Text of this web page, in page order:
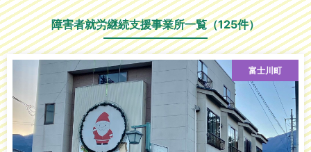
障害者就労継続支援事業所一覧（125件）
富士川町